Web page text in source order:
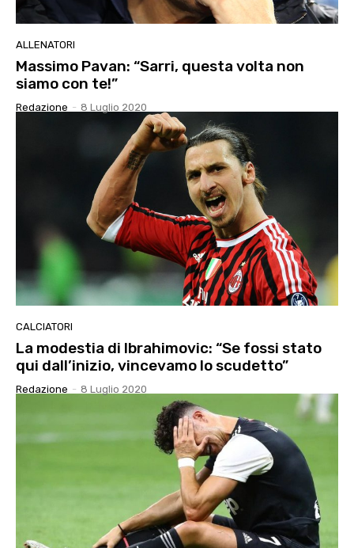
ALLENATORI
Massimo Pavan: “Sarri, questa volta non
siamo con te!”
Redazione - 8 Luglio 2020
CALCIATORI
La modestia di Ibrahimovic: “Se fossi stato
qui dall’inizio, vincevamo lo scudetto”
Redazione - 8 Luglio 2020